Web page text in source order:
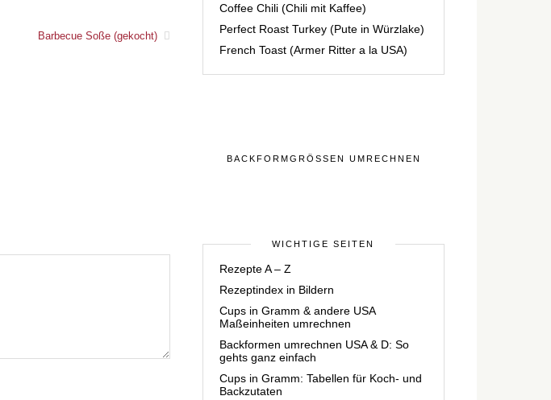
Barbecue Soße (gekocht)
Coffee Chili (Chili mit Kaffee)
Perfect Roast Turkey (Pute in Würzlake)
French Toast (Armer Ritter a la USA)
BACKFORMGRÖSSEN UMRECHNEN
WICHTIGE SEITEN
Rezepte A – Z
Rezeptindex in Bildern
Cups in Gramm & andere USA
Maßeinheiten umrechnen
Backformen umrechnen USA & D: So
gehts ganz einfach
Cups in Gramm: Tabellen für Koch- und
Backzutaten